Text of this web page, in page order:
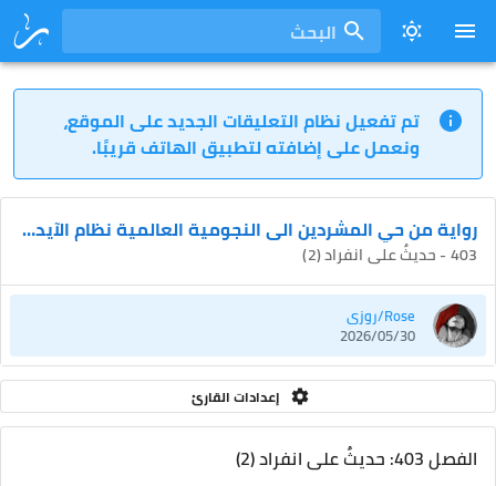
البحث
تم تفعيل نظام التعليقات الجديد على الموقع،
ونعمل على إضافته لتطبيق الهاتف قريبًا.
رواية من حي المشردين الى النجومية العالمية نظام الآيدول
403 - حديثٌ على انفراد (2)
Rose/روزي
2026/05/30
إعدادات القارئ
الفصل 403: حديثٌ على انفراد (2)